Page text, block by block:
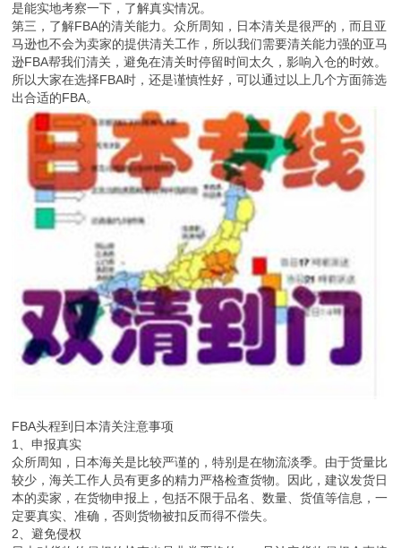
是能实地考察一下，了解真实情况。
第三，了解FBA的清关能力。众所周知，日本清关是很严的，而且亚
马逊也不会为卖家的提供清关工作，所以我们需要清关能力强的亚马
逊FBA帮我们清关，避免在清关时停留时间太久，影响入仓的时效。
所以大家在选择FBA时，还是谨慎性好，可以通过以上几个方面筛选
出合适的FBA。
FBA头程到日本清关注意事项
1、申报真实
众所周知，日本海关是比较严谨的，特别是在物流淡季。由于货量比
较少，海关工作人员有更多的精力严格检查货物。因此，建议发货日
本的卖家，在货物申报上，包括不限于品名、数量、货值等信息，一
定要真实、准确，否则货物被扣反而得不偿失。
2、避免侵权